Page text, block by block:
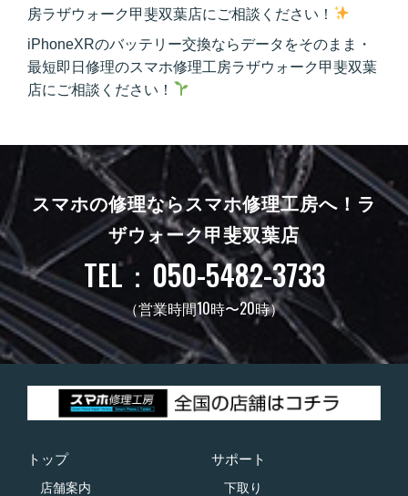
房ラザウォーク甲斐双葉店にご相談ください！
iPhoneXRのバッテリー交換ならデータをそのまま・
最短即日修理のスマホ修理工房ラザウォーク甲斐双葉
店にご相談ください！
スマホの修理ならスマホ修理工房へ！ ラ
ザウォーク甲斐双葉店
TEL：050-5482-3733
（営業時間10時〜20時）
トップ
店舗案内
サポート
下取り